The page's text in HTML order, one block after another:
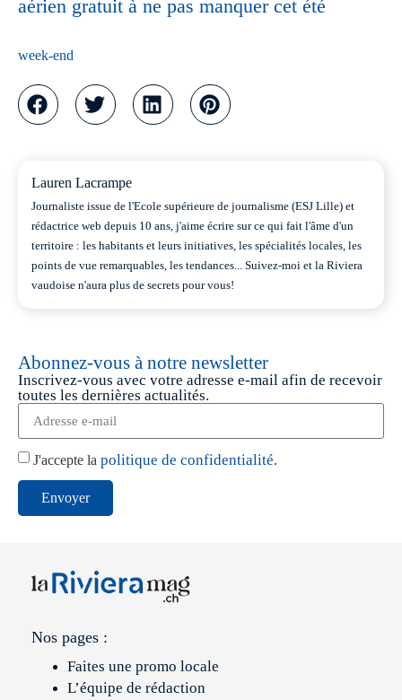
aérien gratuit à ne pas manquer cet été
week-end
Lauren Lacrampe
Journaliste issue de l'Ecole supérieure de journalisme (ESJ Lille) et
rédactrice web depuis 10 ans, j'aime écrire sur ce qui fait l'âme d'un
territoire : les habitants et leurs initiatives, les spécialités locales, les
points de vue remarquables, les tendances... Suivez-moi et la Riviera
vaudoise n'aura plus de secrets pour vous!
Abonnez-vous à notre newsletter
Inscrivez-vous avec votre adresse e-mail afin de recevoir
toutes les dernières actualités.
J'accepte la politique de confidentialité.
Envoyer
Nos pages :
Faites une promo locale
L’équipe de rédaction